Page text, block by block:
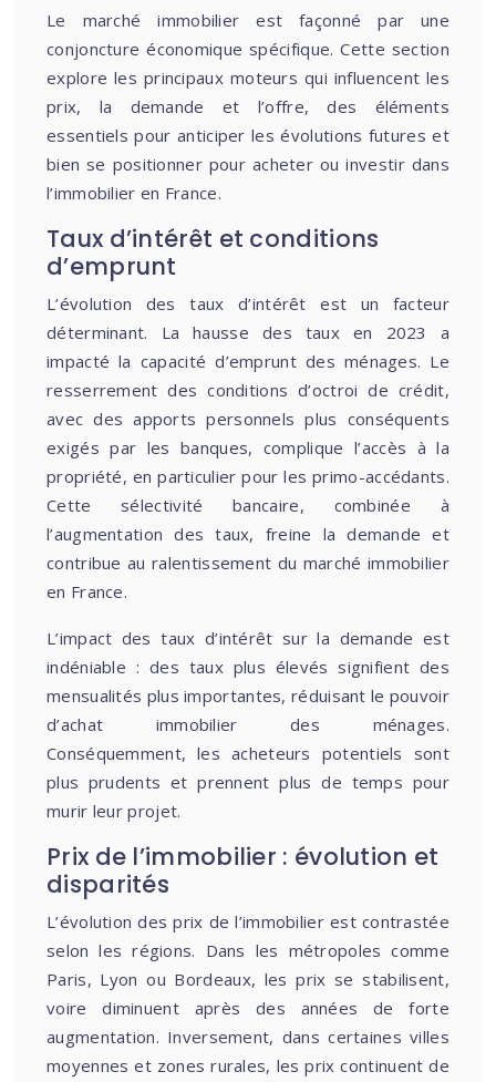
Le marché immobilier est façonné par une
conjoncture économique spécifique. Cette section
explore les principaux moteurs qui influencent les
prix, la demande et l’offre, des éléments
essentiels pour anticiper les évolutions futures et
bien se positionner pour acheter ou investir dans
l’immobilier en France.
Taux d’intérêt et conditions
d’emprunt
L’évolution des taux d’intérêt est un facteur
déterminant. La hausse des taux en 2023 a
impacté la capacité d’emprunt des ménages. Le
resserrement des conditions d’octroi de crédit,
avec des apports personnels plus conséquents
exigés par les banques, complique l’accès à la
propriété, en particulier pour les primo-accédants.
Cette sélectivité bancaire, combinée à
l’augmentation des taux, freine la demande et
contribue au ralentissement du marché immobilier
en France.
L’impact des taux d’intérêt sur la demande est
indéniable : des taux plus élevés signifient des
mensualités plus importantes, réduisant le pouvoir
d’achat immobilier des ménages.
Conséquemment, les acheteurs potentiels sont
plus prudents et prennent plus de temps pour
murir leur projet.
Prix de l’immobilier : évolution et
disparités
L’évolution des prix de l’immobilier est contrastée
selon les régions. Dans les métropoles comme
Paris, Lyon ou Bordeaux, les prix se stabilisent,
voire diminuent après des années de forte
augmentation. Inversement, dans certaines villes
moyennes et zones rurales, les prix continuent de